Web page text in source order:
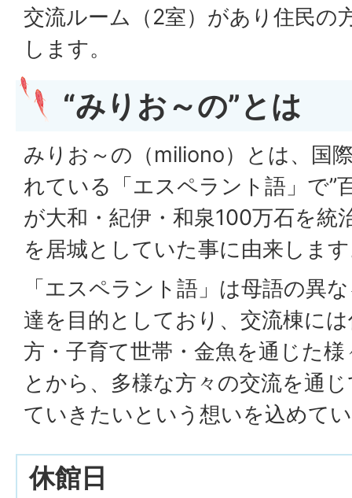
交流ルーム（2室）があり住民の
します。
“みりお～の”とは
みりお～の（miliono）とは、国
れている「エスペラント語」で”
が大和・紀伊・和泉100万石を統
を居城としていた事に由来しま
「エスペラント語」は母語の異
達を目的としており、交流棟に
方・子育て世帯・金魚を通じた
とから、多様な方々の交流を通
ていきたいという想いを込めて
休館日